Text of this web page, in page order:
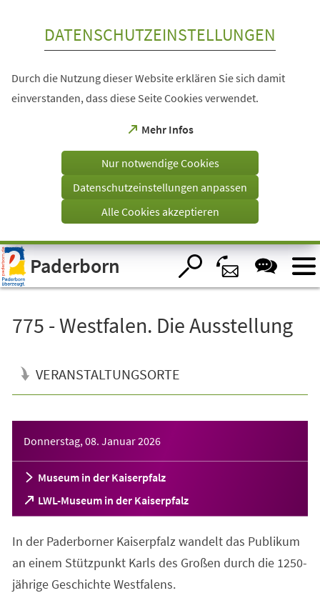
Visuelle
Assistenzsoftware
öffnen.
DATENSCHUTZEINSTELLUNGEN
Durch die Nutzung dieser Website erklären Sie sich damit
einverstanden, dass diese Seite Cookies verwendet.
Mehr Infos
(Öffnet
einem
Tab)
Nur notwendige Cookies
Datenschutzeinstellungen anpassen
Alle Cookies akzeptieren
Paderborn
775 - Westfalen. Die Ausstellung
VERANSTALTUNGSORTE
Donnerstag, 08. Januar 2026
Museum in der Kaiserpfalz
LWL-Museum in der Kaiserpfalz
(Öffnet
in
neuen
Tab)
In der Paderborner Kaiserpfalz wandelt das Publikum
an einem Stützpunkt Karls des Großen durch die 1250-
jährige Geschichte Westfalens.